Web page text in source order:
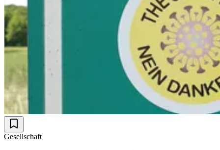
Gesellschaft